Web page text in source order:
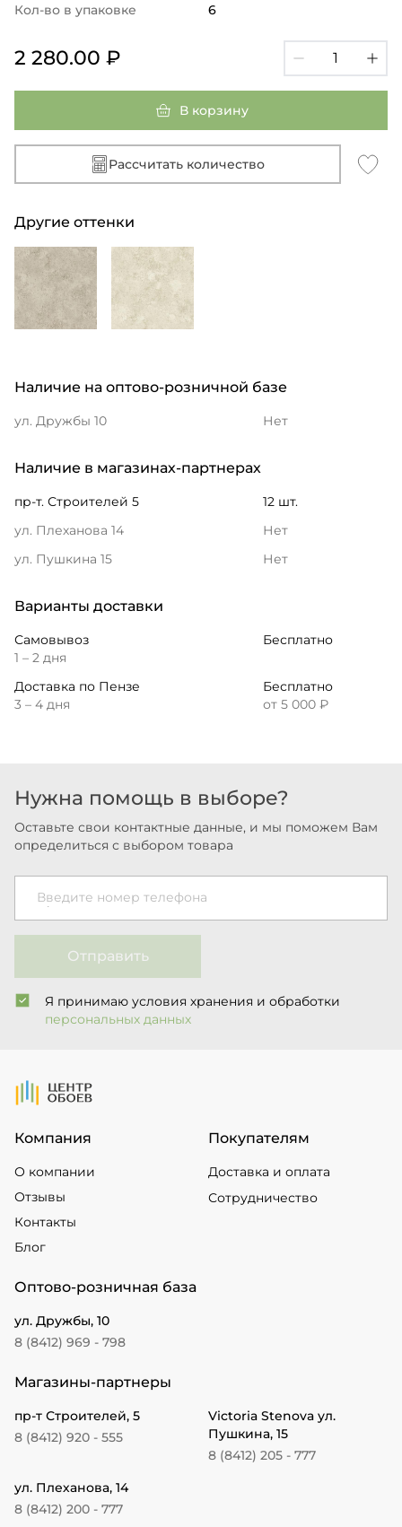
Кол-во в упаковке
6
2 280.00 ₽
В корзину
Рассчитать количество
Другие оттенки
Наличие на оптово-розничной базе
ул. Дружбы 10 Нет
Наличие в магазинах-партнерах
пр-т. Строителей 5
12 шт.
ул. Плеханова 14
Нет
ул. Пушкина 15
Нет
Варианты доставки
Самовывоз
1 – 2 дня
Бесплатно
Доставка по Пензе
3 – 4 дня
Бесплатно
от 5 000 ₽
Нужна помощь в выборе?
Оставьте свои контактные данные, и мы поможем Вам
определиться с выбором товара
Введите номер телефона
Отправить
Я принимаю условия хранения и обработки
персональных данных
На Главную
Компания
О компании
Отзывы
Контакты
Блог
Покупателям
Доставка и оплата
Сотрудничество
Оптово-розничная база
ул. Дружбы, 10
8 (8412) 969 - 798
Магазины-партнеры
пр-т Строителей, 5
8 (8412) 920 - 555
Victoria Stenova ул.
Пушкина, 15
8 (8412) 205 - 777
ул. Плеханова, 14
8 (8412) 200 - 777